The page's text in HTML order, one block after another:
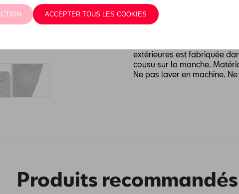
Cette veste en cuir de
extérieures est fabriquée
cousu sur la manche.
Ne pas laver en machine.
Produits recommandés